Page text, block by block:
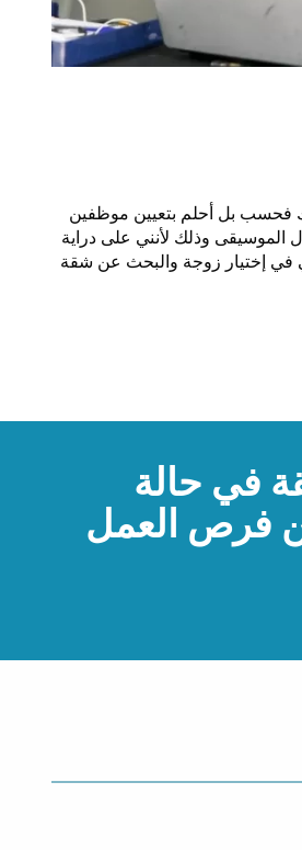
فحسب بل أحلم بتعيين موظفين
وذلك لأنني على دراية
في إختيار زوجة والبحث عن شقة
في حالة
فرص العمل